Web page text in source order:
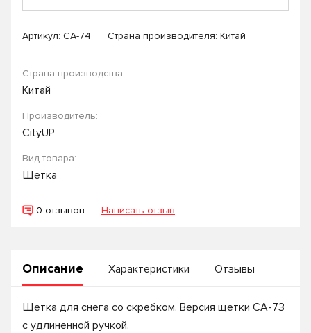
Артикул: СА-74 Страна производителя: Китай
Страна производства:
Китай
Производитель:
CityUP
Вид товара:
Щетка
0 отзывов Написать отзыв
Описание Характеристики Отзывы
Щетка для снега со скребком. Версия щетки СА-73
с удлиненной ручкой.